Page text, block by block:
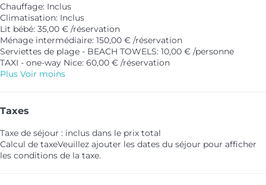
Chauffage: Inclus
Climatisation: Inclus
Lit bébé: 35,00 € /réservation
Ménage intermédiaire: 150,00 € /réservation
Serviettes de plage - BEACH TOWELS: 10,00 € /personne
TAXI - one-way Nice: 60,00 € /réservation
Plus Voir moins
Taxes
Taxe de séjour : inclus dans le prix total
Calcul de taxeVeuillez ajouter les dates du séjour pour afficher
les conditions de la taxe.